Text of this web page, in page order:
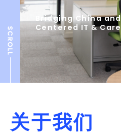
Bridging China
Centered IT &
关于我们